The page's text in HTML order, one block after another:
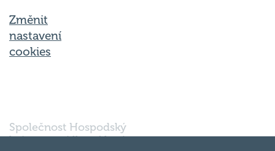
Změnit
nastavení
cookies
Společnost Hospodský
kvíz s.r.o., sídlem Nové